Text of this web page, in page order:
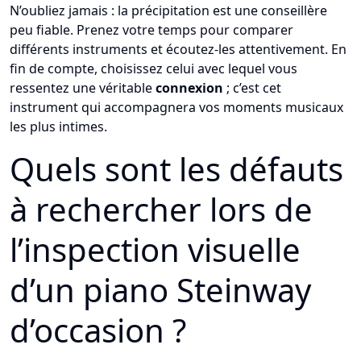
N’oubliez jamais : la précipitation est une conseillère
peu fiable. Prenez votre temps pour comparer
différents instruments et écoutez-les attentivement. En
fin de compte, choisissez celui avec lequel vous
ressentez une véritableconnexion ; c’est cet
instrument qui accompagnera vos moments musicaux
les plus intimes.
Quels sont les défauts
à rechercher lors de
l’inspection visuelle
d’un piano Steinway
d’occasion ?